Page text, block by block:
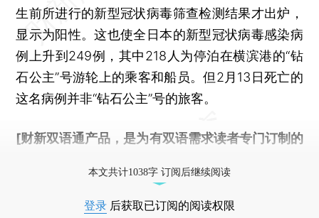
生前所进行的新型冠状病毒筛查检测结果才出炉，
显示为阳性。这也使全日本的新型冠状病毒感染病
例上升到249例，其中218人为停泊在横滨港的“钻
石公主”号游轮上的乘客和船员。但2月13日死亡的
这名病例并非“钻石公主”号的旅客。
[财新双语通产品，是为有双语需求读者专门订制的
本文共计1038字 订阅后继续阅读
登录 后获取已订阅的阅读权限